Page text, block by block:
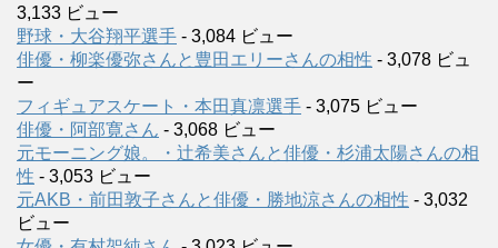
3,133 ビュー
野球・大谷翔平選手 - 3,084 ビュー
俳優・柳楽優弥さんと豊田エリーさんの相性 - 3,078 ビュ
ー
フィギュアスケート・本田真凛選手 - 3,075 ビュー
俳優・阿部寛さん - 3,068 ビュー
元モーニング娘。・辻希美さんと俳優・杉浦太陽さんの相
性 - 3,053 ビュー
元AKB・前田敦子さんと俳優・勝地涼さんの相性 - 3,032
ビュー